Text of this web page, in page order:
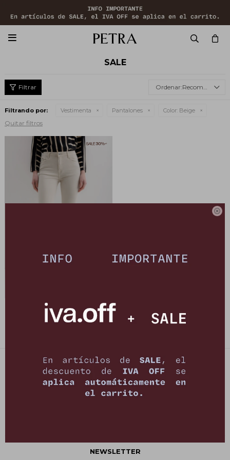


SALE
Recomendados
Filtrando por: Vestimenta Pantalones Color: Beige
Quitar filtros
Jean New Ferrara - Beige
3.773 $ 5.390
PETRA STORE
27141061 - 099 747 832
21 de setiembre 2895, Montevideo
NEWSLETTER